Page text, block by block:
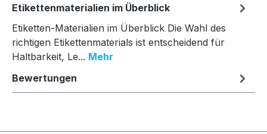
Etikettenmaterialien im Überblick
Etiketten-Materialien im Überblick Die Wahl des
richtigen Etikettenmaterials ist entscheidend für
Haltbarkeit, Le... Mehr
Bewertungen